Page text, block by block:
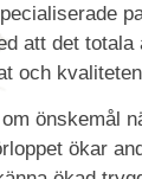
att det
och
önskemål
ökar